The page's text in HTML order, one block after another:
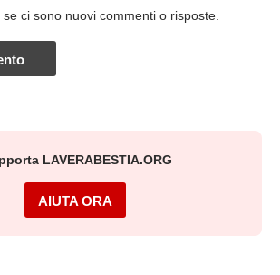
ci sono nuovi commenti o risposte.
LAVERABESTIA.ORG
AIUTA ORA